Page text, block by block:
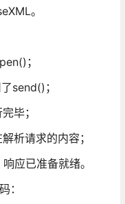
。
；
send()；
毕；
析请求的内容；
应已准备就绪。
：